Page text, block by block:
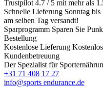
Trustpilot 4.7 / 5 mit mehr als
Schnelle Lieferung Sonntag
am selben Tag versandt!
Sparprogramm Sparen Sie
Bestellung
Kostenlose Lieferung
Kundenbetreuung
Der Spezialist für
+31 71 408 17 27
info@sports endurance.de